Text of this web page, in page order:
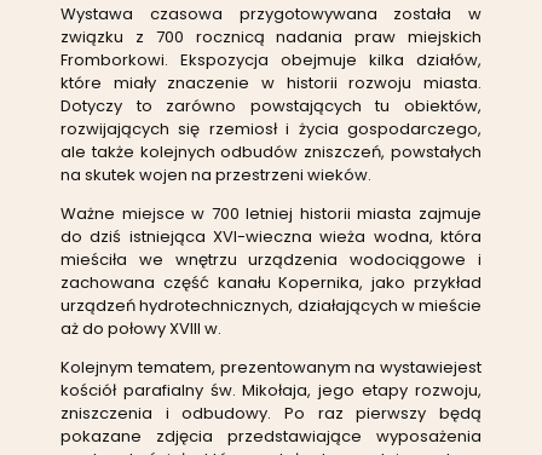
Wystawa czasowa przygotowywana została w
związku z 700 rocznicą nadania praw miejskich
Fromborkowi. Ekspozycja obejmuje kilka działów,
które miały znaczenie w historii rozwoju miasta.
Dotyczy to zarówno powstających tu obiektów,
rozwijających się rzemiosł i życia gospodarczego,
ale także kolejnych odbudów zniszczeń, powstałych
na skutek wojen na przestrzeni wieków.
Ważne miejsce w 700 letniej historii miasta zajmuje
do dziś istniejąca XVI-wieczna wieża wodna, która
mieściła we wnętrzu urządzenia wodociągowe i
zachowana część kanału Kopernika, jako przykład
urządzeń hydrotechnicznych, działających w mieście
aż do połowy XVIII w.
Kolejnym tematem, prezentowanym na wystawiejest
kościół parafialny św. Mikołaja, jego etapy rozwoju,
zniszczenia i odbudowy. Po raz pierwszy będą
pokazane zdjęcia przedstawiające wyposażenia